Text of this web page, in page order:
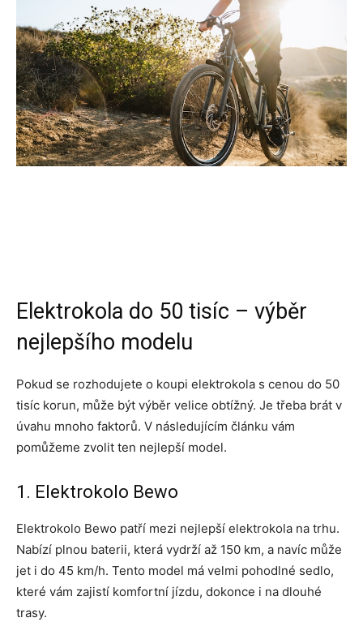
Elektrokola do 50 tisíc – výběr
nejlepšího modelu
Pokud se rozhodujete o koupi elektrokola s cenou do 50
tisíc korun, může být výběr velice obtížný. Je třeba brát v
úvahu mnoho faktorů. V následujícím článku vám
pomůžeme zvolit ten nejlepší model.
1. Elektrokolo Bewo
Elektrokolo Bewo patří mezi nejlepší elektrokola na trhu.
Nabízí plnou baterii, která vydrží až 150 km, a navíc může
jet i do 45 km/h. Tento model má velmi pohodlné sedlo,
které vám zajistí komfortní jízdu, dokonce i na dlouhé
trasy.